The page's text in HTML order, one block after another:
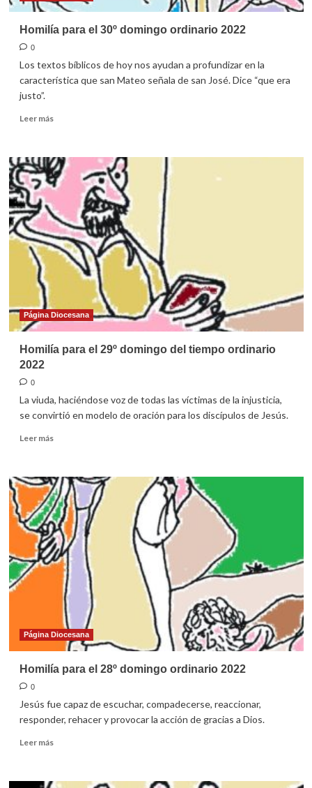
Homilía para el 30º domingo ordinario 2022
0
Los textos bíblicos de hoy nos ayudan a profundizar en la
característica que san Mateo señala de san José. Dice “que era
justo”.
Leer másLeer
Homilía
para
el
domingo
ordinario
2022
Página Diocesana
Homilía para el 29º domingo del tiempo ordinario
2022
0
La viuda, haciéndose voz de todas las víctimas de la injusticia,
se convirtió en modelo de oración para los discípulos de Jesús.
Leer másLeer
Homilía
para
el
29º
domingo
del
tiempo
ordinario
2022
Página Diocesana
Homilía para el 28º domingo ordinario 2022
0
Jesús fue capaz de escuchar, compadecerse, reaccionar,
responder, rehacer y provocar la acción de gracias a Dios.
Leer másLeer
Homilía